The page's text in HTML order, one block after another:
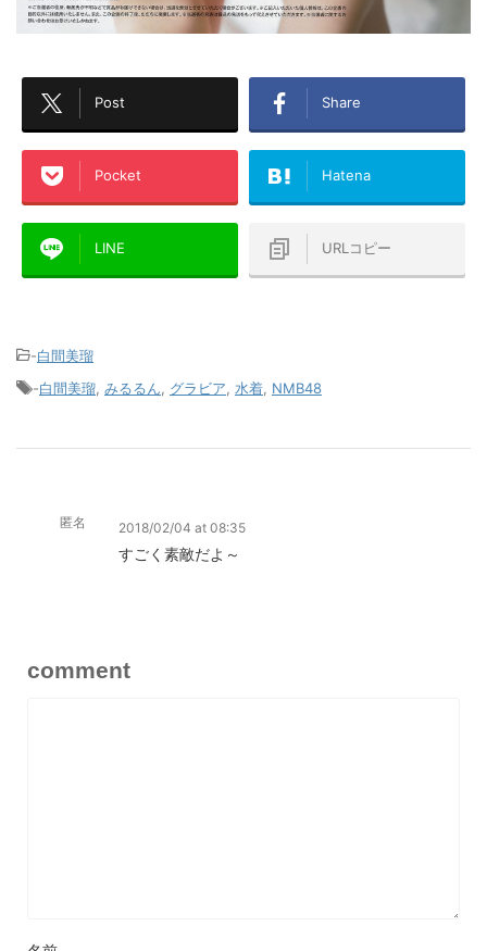
Post Share
Pocket Hatena
LINE URLコピー
-白間美瑠
-白間美瑠 みるるん グラビア 水着 NMB48
匿名 2018/02/04 at 08:35
すごく素敵だよ～
comment